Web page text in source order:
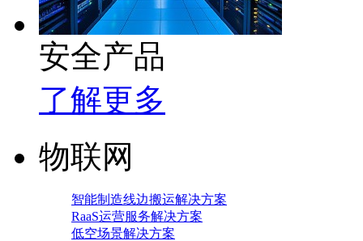
安全产品
了解更多
物联网
智能制造线边搬运解决方案
RaaS运营服务解决方案
低空场景解决方案